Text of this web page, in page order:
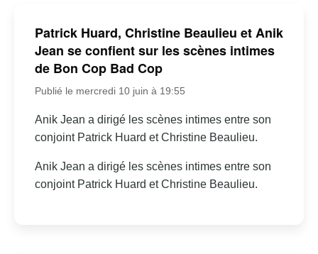
Patrick Huard, Christine Beaulieu et Anik
Jean se confient sur les scènes intimes
de Bon Cop Bad Cop
Publié le mercredi 10 juin à 19:55
Anik Jean a dirigé les scènes intimes entre son
conjoint Patrick Huard et Christine Beaulieu.
Anik Jean a dirigé les scènes intimes entre son
conjoint Patrick Huard et Christine Beaulieu.